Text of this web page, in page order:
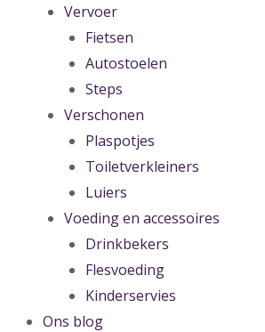
Vervoer
Fietsen
Autostoelen
Steps
Verschonen
Plaspotjes
Toiletverkleiners
Luiers
Voeding en accessoires
Drinkbekers
Flesvoeding
Kinderservies
Ons blog